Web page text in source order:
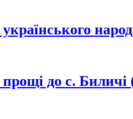
до с. Биличі